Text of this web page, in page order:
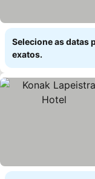
Selecione as datas
exatos.